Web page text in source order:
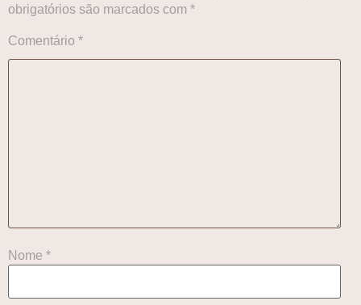
obrigatórios são marcados com *
Comentário *
Nome *